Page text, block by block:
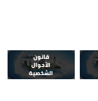
قانون
الأحوال
الشخصية